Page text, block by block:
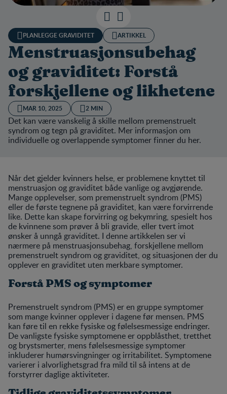
PLANLEGGE GRAVIDITET ARTIKKEL
Menstruasjonsubehag
og graviditet: Forstå
forskjellene og likhetene
MAR 10, 2025 2 MIN
Det kan være vanskelig å skille mellom premenstruelt
syndrom og tegn på graviditet. Mer informasjon om
individuelle og overlappende symptomer finner du her.
Når det gjelder kvinners helse, er problemene knyttet til
menstruasjon og graviditet både vanlige og avgjørende.
Mange opplevelser, som premenstruelt syndrom (PMS)
eller de første tegnene på graviditet, kan være forvirrende
like. Dette kan skape forvirring og bekymring, spesielt hos
de kvinnene som prøver å bli gravide, eller tvert imot
ønsker å unngå graviditet. I denne artikkelen ser vi
nærmere på menstruasjonsubehag, forskjellene mellom
premenstruelt syndrom og graviditet, og situasjonen der du
opplever en graviditet uten merkbare symptomer.
Forstå PMS og symptomer
Premenstruelt syndrom (PMS) er en gruppe symptomer
som mange kvinner opplever i dagene før mensen. PMS
kan føre til en rekke fysiske og følelsesmessige endringer.
De vanligste fysiske symptomene er oppblåsthet, tretthet
og brystsmerter, mens følelsesmessige symptomer
inkluderer humørsvingninger og irritabilitet. Symptomene
varierer i alvorlighetsgrad fra mild til så intens at de
forstyrrer daglige aktiviteter.